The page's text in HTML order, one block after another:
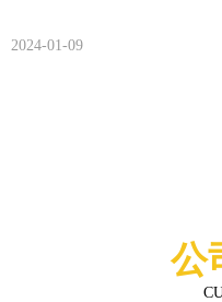
公
2024-01-09